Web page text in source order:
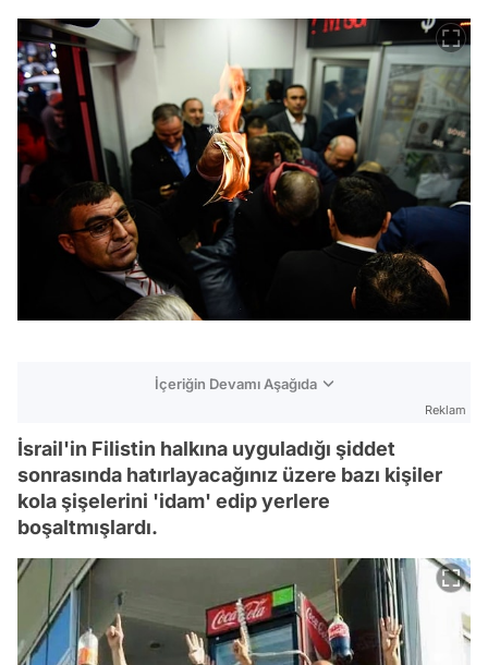
İçeriğin Devamı Aşağıda
Reklam
İsrail'in Filistin halkına uyguladığı şiddet
sonrasında hatırlayacağınız üzere bazı kişiler
kola şişelerini 'idam' edip yerlere
boşaltmışlardı.